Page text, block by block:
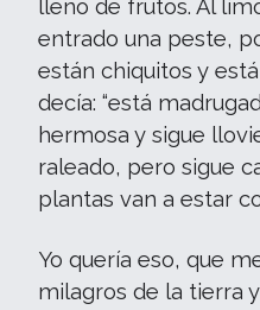
lleno de frutos. Al
entrado una peste,
están chiquitos y
decía: “está
hermosa y sigue
raleado, pero sigue
plantas van a estar
Yo quería eso, que
milagros de la tierra